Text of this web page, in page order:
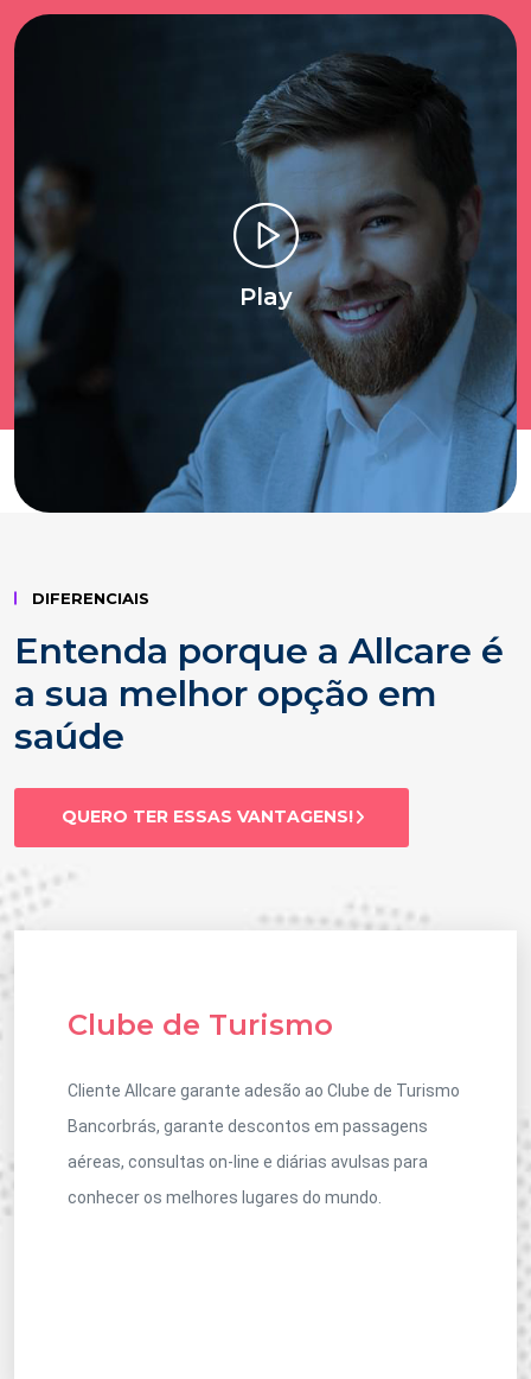
Play
DIFERENCIAIS
Entenda porque a Allcare é
a sua melhor opção em
saúde
QUERO TER ESSAS VANTAGENS!
Clube de Turismo
Cliente Allcare garante adesão ao Clube de Turismo
Bancorbrás, garante descontos em passagens
aéreas, consultas on-line e diárias avulsas para
conhecer os melhores lugares do mundo.